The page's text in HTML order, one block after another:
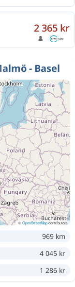
2 365 kr
5 298 kr
3 838 kr
3 838 kr
3 933 kr
- Basel
©OpenStreetMapcontributors
969 km
4 045 kr
1 286 kr